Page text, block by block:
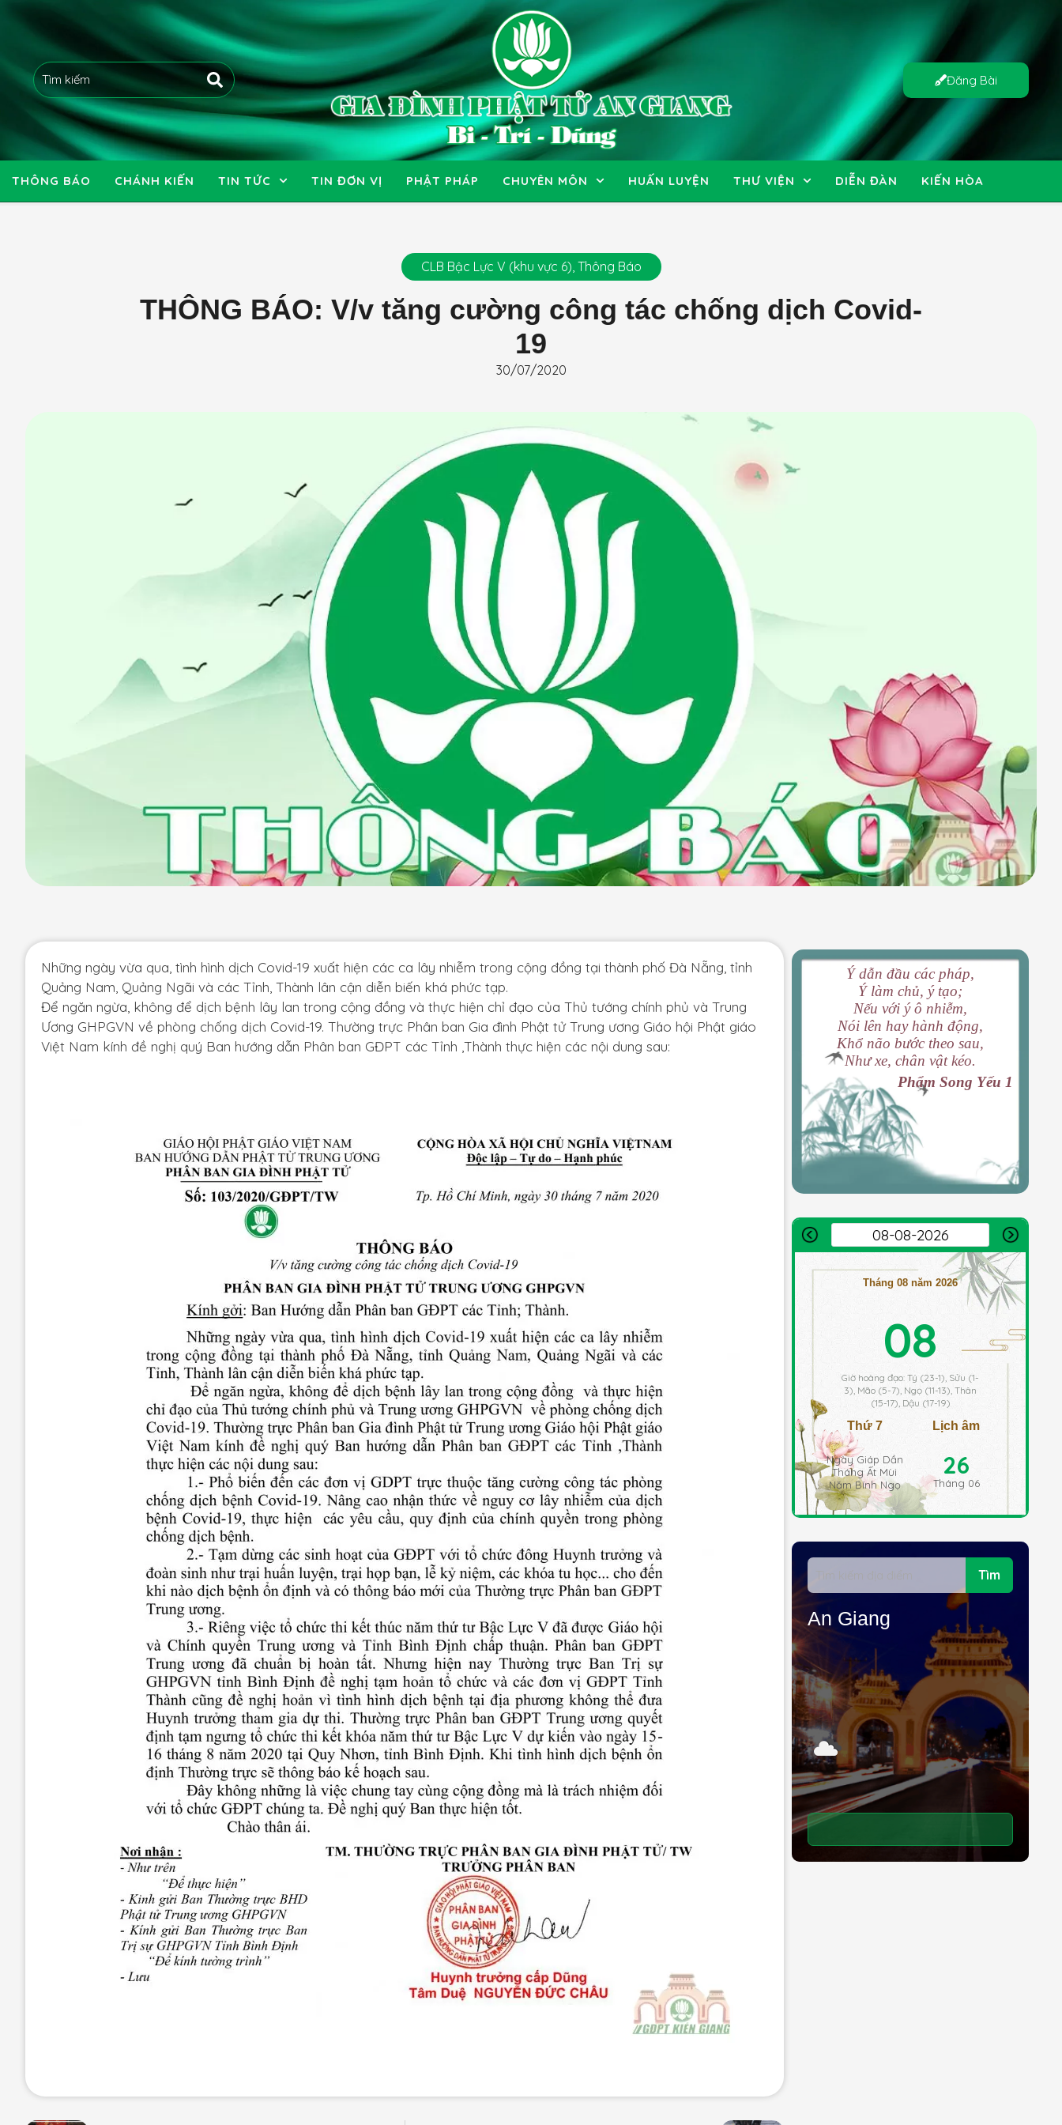
Đăng Bài
THÔNG BÁO CHÁNH KIẾN TIN TỨC TIN ĐƠN VỊ PHẬT PHÁP CHUYÊN MÔN HUẤN LUYỆN THƯ VIỆN DIỄN ĐÀN KIẾN HÒA
CLB Bậc Lực V (khu vực 6) Thông Báo
THÔNG BÁO: V/v tăng cường công tác chống dịch Covid-
19
30/07/2020
Những ngày vừa qua, tình hình dịch Covid-19 xuất hiện các ca lây nhiễm trong cộng đồng tại thành phố Đà Nẵng, tỉnh
Quảng Nam, Quảng Ngãi và các Tỉnh, Thành lân cận diễn biến khá phức tạp.
Để ngăn ngừa, không để dịch bệnh lây lan trong cộng đồng và thực hiện chỉ đạo của Thủ tướng chính phủ và Trung
Ương GHPGVN về phòng chống dịch Covid-19. Thường trực Phân ban Gia đình Phật tử Trung ương Giáo hội Phật giáo
Việt Nam kính đề nghị quý Ban hướng dẫn Phân ban GĐPT các Tỉnh ,Thành thực hiện các nội dung sau:
Ý dẫn đầu các pháp,
Ý làm chủ, ý tạo;
Nếu với ý ô nhiễm,
Nói lên hay hành động,
Khổ não bước theo sau,
Như xe, chân vật kéo.
Phẩm Song Yếu 1
Tháng 08 năm 2026
08
Giờ hoàng đạo: Tý (23-1), Sửu (1-
3), Mão (5-7), Ngọ (11-13), Thân
(15-17), Dậu (17-19)
Thứ 7
Ngày Giáp Dần
Tháng Ất Mùi
Năm Bính Ngọ
Lịch âm
26
Tháng 06
Tìm
An Giang